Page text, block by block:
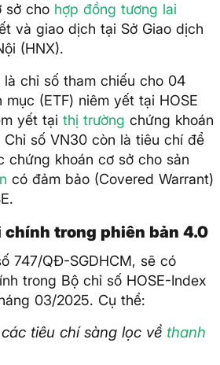
sở cho hợp đồng tương lai
và giao dịch tại Sở Giao dịch
(HNX).
chỉ số tham chiếu cho 04
(ETF) niêm yết tại HOSE
yết tại thị trường chứng khoán
số VN30 còn là tiêu chí để
chứng khoán cơ sở cho sản
có đảm bảo (Covered Warrant)
trong phiên bản 4.0
747/QĐ-SGDHCM, sẽ có
trong Bộ chỉ số HOSE-Index
03/2025. Cụ thể:
tiêu chí sàng lọc về thanh